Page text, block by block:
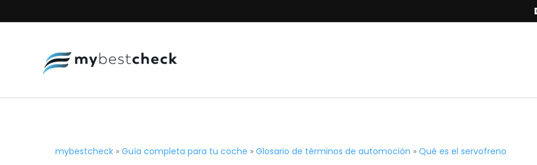
al
mybestcheck » Guía completa para tu coche » Glosario de términos de automoción » Qué es el servofreno